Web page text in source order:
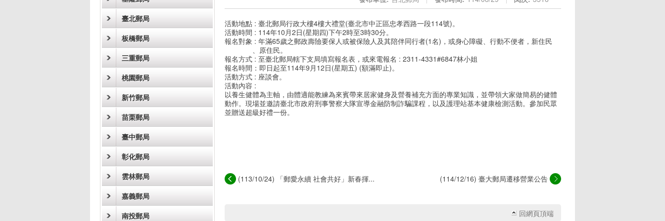
臺北郵局
板橋郵局
三重郵局
桃園郵局
新竹郵局
苗栗郵局
臺中郵局
彰化郵局
雲林郵局
嘉義郵局
南投郵局
活動地點 : 臺北郵局行政大樓4樓大禮堂(臺北市中正區忠孝西路一段114號)。
活動時間 : 114年10月2日(星期四)下午2時至3時30分。
報名對象 : 年滿65歲之郵政壽險要保人或被保險人及其陪伴同行者(1名)，或身心障礙、行動不便者，新住民
、原住民。
報名方式 : 至臺北郵局轄下支局填寫報名表，或來電報名 : 2311-4331#6847林小姐
報名時間：即日起至114年9月12日(星期五) (額滿即止)。
活動方式 : 座談會。
活動內容 :
以養生健體為主軸，由體適能教練為來賓帶來居家健身及營養補充方面的專業知識，並帶領大家做簡易的健體
動作。現場並邀請臺北市政府刑事警察大隊宣導金融防制詐騙課程，以及護理站基本健康檢測活動。參加民眾
並贈送超級好禮一份。
(113/10/24) 「郵愛永續 社會共好」新春揮... (114/12/16) 臺大郵局遷移營業公告
回網頁頂端